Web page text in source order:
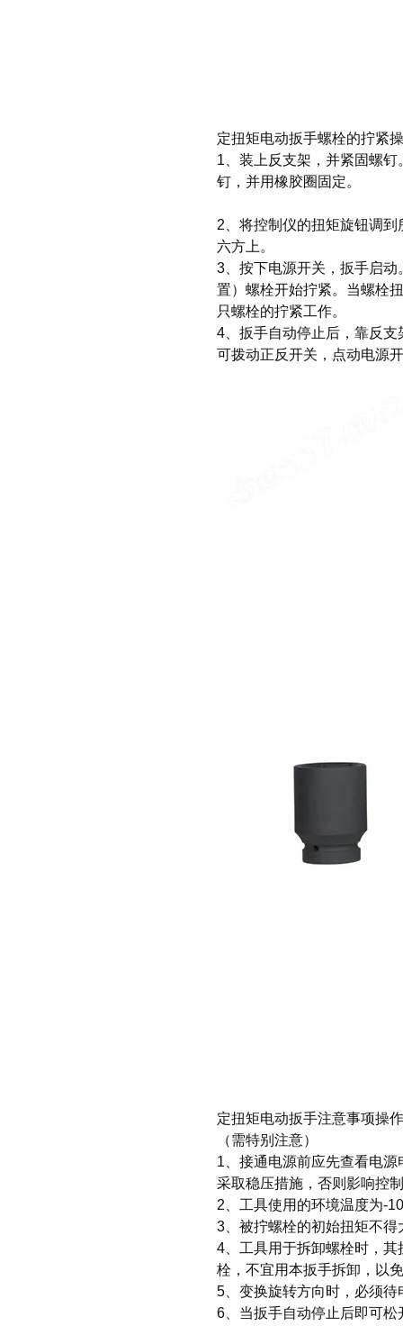
定扭矩电动扳手螺栓的拧紧
1、装上反支架，并紧固螺
钉，并用橡胶圈固定。
2、将控制仪的扭矩旋钮调
六方上。
3、按下电源开关，扳手启
置）螺栓开始拧紧。当螺栓
只螺栓的拧紧工作。
4、扳手自动停止后，靠反
可拨动正反开关，点动电源
定扭矩电动扳手注意事项操作
（需特别注意）
1、接通电源前应先查看电
采取稳压措施，否则影响控
2、工具使用的环境温度为-
3、被拧螺栓的初始扭矩不
4、工具用于拆卸螺栓时，
栓，不宜用本扳手拆卸，以
5、变换旋转方向时，必须
6、当扳手自动停止后即可